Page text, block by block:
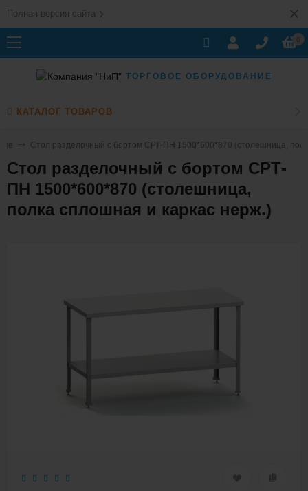
Полная версия сайта
ТОРГОВОЕ ОБОРУДОВАНИЕ
КАТАЛОГ ТОВАРОВ
Стол разделочный с бортом СРТ-ПН 1500*600*870 (столешница,
Стол разделочный с бортом СРТ-
ПН 1500*600*870 (столешница,
полка сплошная и каркас нерж.)